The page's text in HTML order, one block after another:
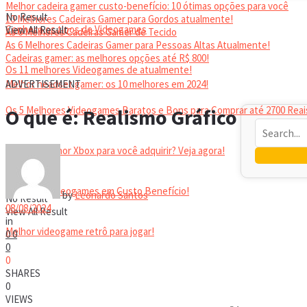
Melhor cadeira gamer custo-benefício: 10 ótimas opções para você
10 Melhores Cadeiras Gamer para Gordos atualmente!
As 6 Melhores Cadeiras Gamer de Tecido
As 6 Melhores Cadeiras Gamer para Pessoas Altas Atualmente!
Cadeiras gamer: as melhores opções até R$ 800!
HEADSET
Melhor headset gamer: os 10 melhores em 2024!
No Result
View All Result
Conheça os tipos de Videogames
Os 11 melhores Videogames de atualmente!
Os 5 Melhores Videogames Baratos e Bons para Comprar até 2700
Qual é o melhor Xbox para você adquirir? Veja agora!
Melhores Videogames em Custo Benefício!
Melhor videogame retrô para jogar!
VIDEOGAMES PORTÁTEIS
No Result
View All Result
ADVERTISEMENT
O que é: Realismo Gráfico
byLeonardo Santos
08/08/2024
in
00
0
0
SHARES
0
VIEWS